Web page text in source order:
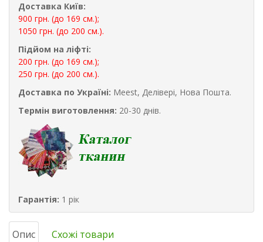
Доставка Київ:
900 грн. (до 169 см.);
1050 грн. (до 200 см.).
Підйом на ліфті:
200 грн. (до 169 см.);
250 грн. (до 200 см.).
Доставка по Україні: Meest, Делівері, Нова Пошта.
Термін виготовлення: 20-30 днів.
Гарантія: 1 рік
Опис Схожі товари